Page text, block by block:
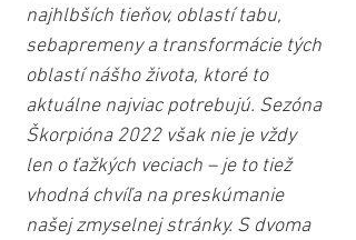
najhlbších tieňov, oblastí tabu,
sebapremeny a transformácie tých
oblastí nášho života, ktoré to
aktuálne najviac potrebujú. Sezóna
Škorpióna 2022 však nie je vždy
len o ťažkých veciach – je to tiež
vhodná chvíľa na preskúmanie
našej zmyselnej stránky. S dvoma